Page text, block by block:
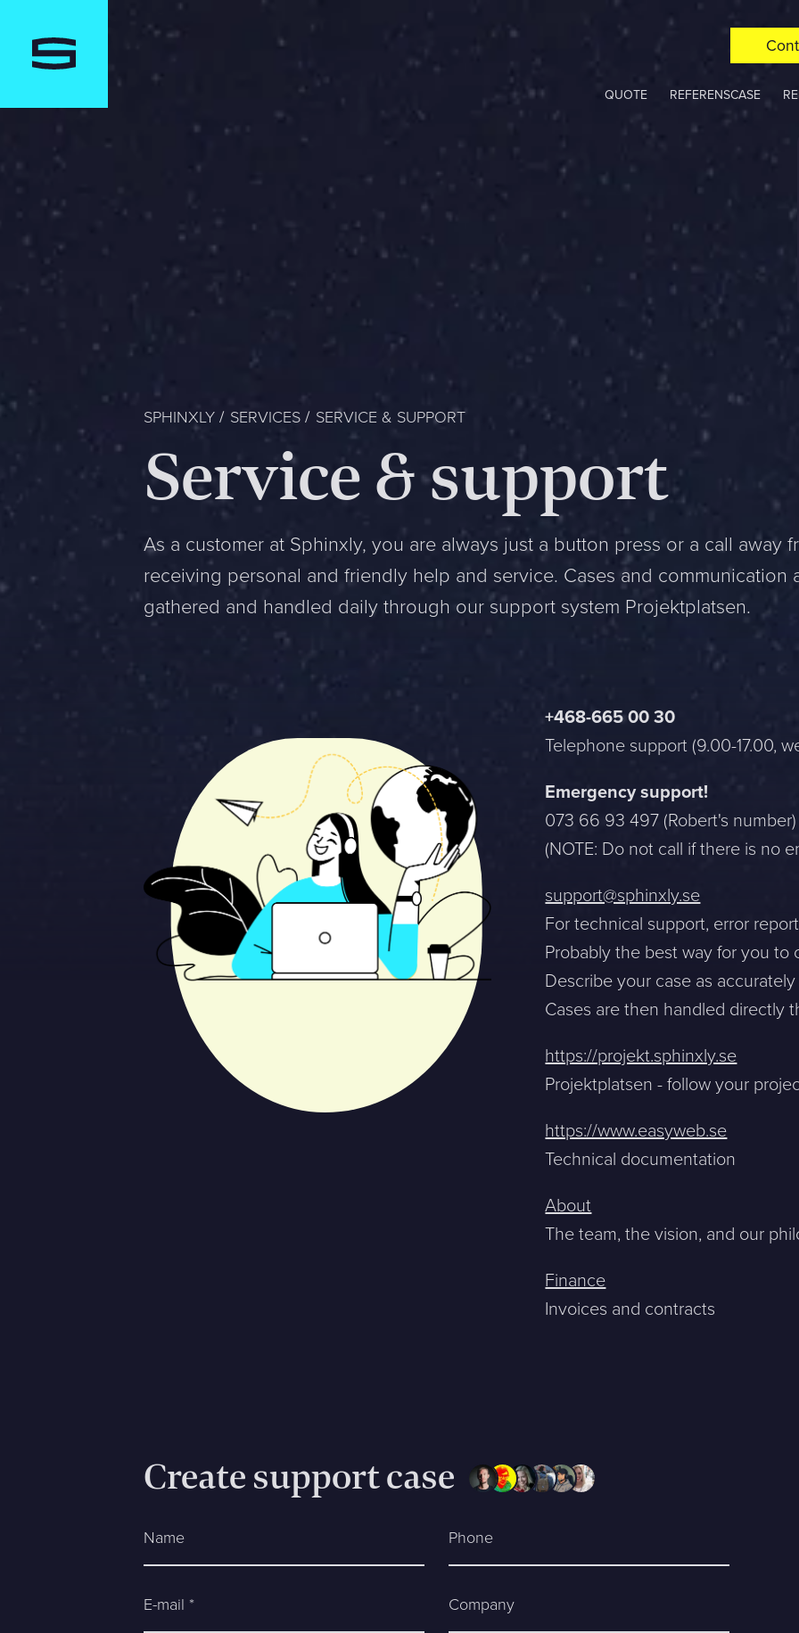
Contact
Please tell us a little bit about your current situation and vision, and a representative will reach out ASAP
Det är OK att Sphinxly använder mina uppgifter för att kontakta mig. ( integritetspolicy)
Existing customer?
QUOTE REFERENSCASE
SPHINXLY SERVICES SERVICE & SUPPORT
Service & support
As a customer at Sphinxly, you are always just a button press or a call away
receiving personal and friendly help and service. Cases and communication
gathered and handled daily through our support system Projektplatsen.
+468-665 00 30
Telephone support (9.00-17.00,
Emergency support!
073 66 93 497 (Robert's number)
(NOTE: Do not call if there is no
support@sphinxly.se
For technical support, error
Probably the best way for you to
Describe your case as
Cases are then handled directly
https://projekt.sphinxly.se
Projektplatsen - follow your
https://www.easyweb.se
Technical documentation
About
The team, the vision, and our
Finance
Invoices and contracts
Create support case
Name Phone
E-mail * Company